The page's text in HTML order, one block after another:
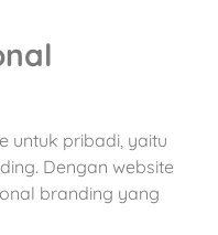
untuk pribadi, yaitu
Dengan website
branding yang